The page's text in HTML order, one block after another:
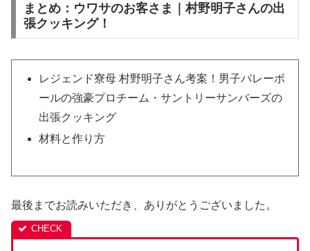
まとめ：ウワサのお客さま｜村野明子さんの出
張クッキング！
レジェンド寮母 村野明子さん考案！男子バレーボ
ールの強豪プロチーム・サントリーサンバーズの
出張クッキング
材料と作り方
最後までお読みいただき、ありがとうございました。